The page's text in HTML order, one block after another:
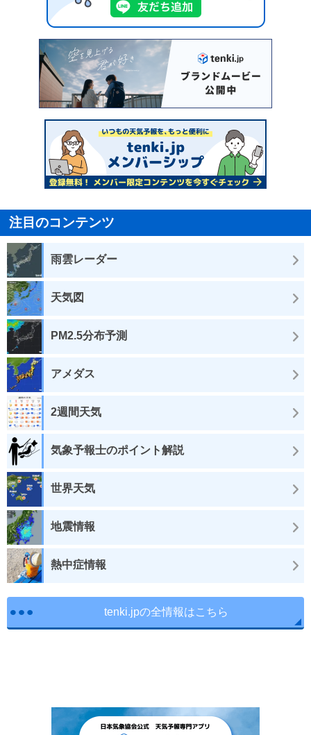
注目のコンテンツ
雨雲レーダー
天気図
PM2.5分布予測
アメダス
2週間天気
気象予報士のポイント解説
世界天気
地震情報
熱中症情報
tenki.jpの全情報はこちら